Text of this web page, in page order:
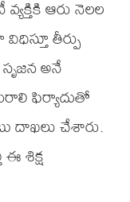
ఆరు నెలల
తీర్పు
అనే
ఫిర్యాదుతో
దాఖలు చేశారు.
శిక్ష